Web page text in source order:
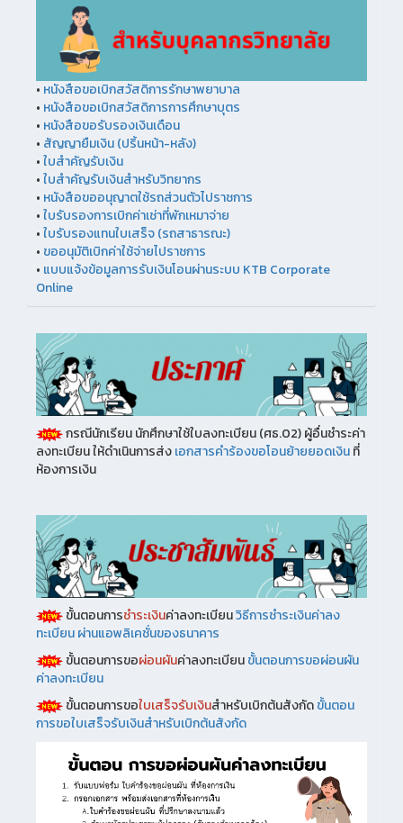
• หนังสือขอเบิกสวัสดิการรักษาพยาบาล
• หนังสือขอเบิกสวัสดิการการศึกษาบุตร
• หนังสือขอรับรองเงินเดือน
• สัญญายืมเงิน (ปริ้นหน้า-หลัง)
•ใบสำคัญรับเงิน
•ใบสำคัญรับเงินสำหรับวิทยากร
• หนังสือขออนุญาตใช้รถส่วนตัวไปราชการ
•ใบรับรองการเบิกค่าเช่าที่พักเหมาจ่าย
•ใบรับรองแทนใบเสร็จ (รถสาธารณะ)
• ขออนุมัติเบิกค่าใช้จ่ายไปราชการ
• แบบแจ้งข้อมูลการรับเงินโอนผ่านระบบ KTB Corporate
Online
กรณีนักเรียน นักศึกษาใช้ใบลงทะเบียน (ศธ.02) ผู้อื่นชำระค่า
ลงทะเบียน ให้ดำเนินการส่งเอกสารคำร้องขอโอนย้ายยอดเงินที่
ห้องการเงิน
ขั้นตอนการชำระเงินค่าลงทะเบียนวิธีการชําระเงินค่าลง
ทะเบียน ผ่านแอพลิเคชั่นของธนาคาร
ขั้นตอนการขอผ่อนผันค่าลงทะเบียนขั้นตอนการขอผ่อนผัน
ค่าลงทะเบียน
ขั้นตอนการขอใบเสร็จรับเงินสำหรับเบิกต้นสังกัดขั้นตอน
การขอใบเสร็จรับเงินสำหรับเบิกต้นสังกัด